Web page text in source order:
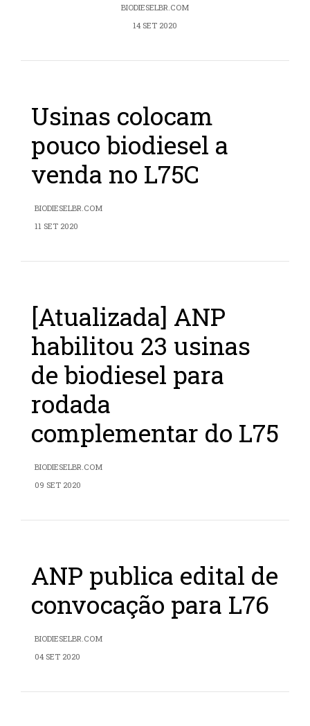
BIODIESELBR.COM
14 SET 2020
Usinas colocam
pouco biodiesel a
venda no L75C
BIODIESELBR.COM
11 SET 2020
[Atualizada] ANP
habilitou 23 usinas
de biodiesel para
rodada
complementar do L75
BIODIESELBR.COM
09 SET 2020
ANP publica edital de
convocação para L76
BIODIESELBR.COM
04 SET 2020